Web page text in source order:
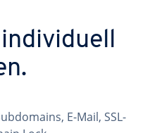
E-Mail, SSL-